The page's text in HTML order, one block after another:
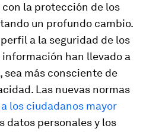
la protección de los
un profundo cambio.
a la seguridad de los
información han llevado a
sea más consciente de
Las nuevas normas
los ciudadanos mayor
datos personales y los